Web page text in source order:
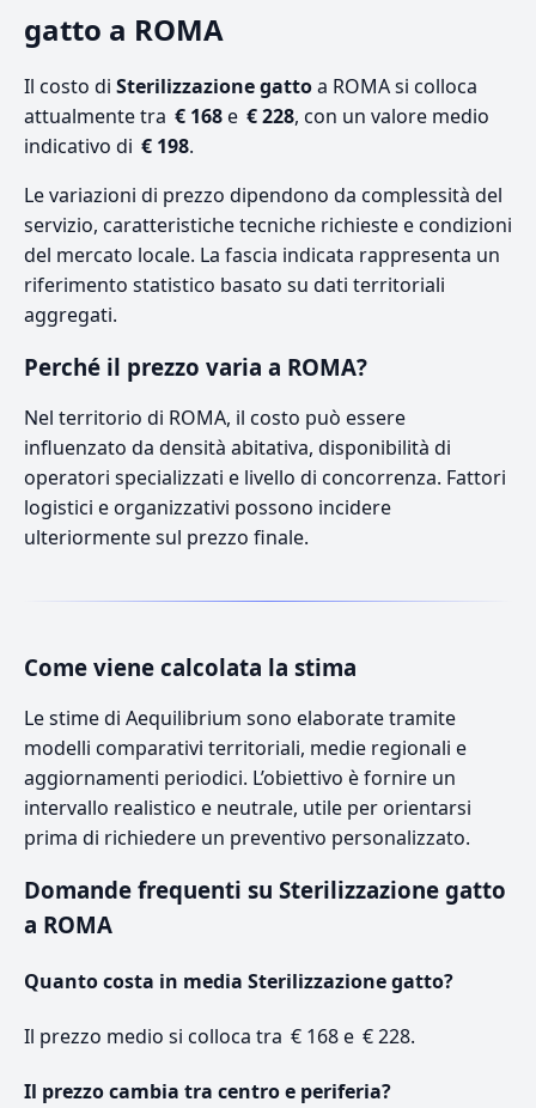
gatto a ROMA
Il costo di Sterilizzazione gattoa ROMA si colloca
attualmente tra € 168e € 228, con un valore medio
indicativo di € 198.
Le variazioni di prezzo dipendono da complessità del
servizio, caratteristiche tecniche richieste e condizioni
del mercato locale. La fascia indicata rappresenta un
riferimento statistico basato su dati territoriali
aggregati.
Perché il prezzo varia a ROMA?
Nel territorio di ROMA, il costo può essere
influenzato da densità abitativa, disponibilità di
operatori specializzati e livello di concorrenza. Fattori
logistici e organizzativi possono incidere
ulteriormente sul prezzo finale.
Come viene calcolata la stima
Le stime di Aequilibrium sono elaborate tramite
modelli comparativi territoriali, medie regionali e
aggiornamenti periodici. L’obiettivo è fornire un
intervallo realistico e neutrale, utile per orientarsi
prima di richiedere un preventivo personalizzato.
Domande frequenti su Sterilizzazione gatto
a ROMA
Quanto costa in media Sterilizzazione gatto?
Il prezzo medio si colloca tra € 168 e € 228.
Il prezzo cambia tra centro e periferia?